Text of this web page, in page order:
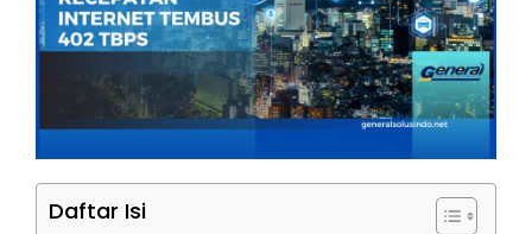
Daftar Isi